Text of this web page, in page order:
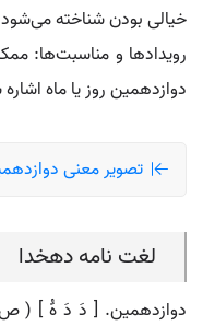
خیالی بودن شناخته
رویدادها و مناسبت‌ها:
دوازدهمین روز یا ماه
تصویر معنی
لغت نامه دهخدا
دوازدهمین. [ دَ دَ هَُ ] ( ص